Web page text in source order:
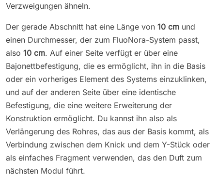
Verzweigungen ähneln.
Der gerade Abschnitt hat eine Länge von 10 cm und
einen Durchmesser, der zum FluoNora-System passt,
also 10 cm. Auf einer Seite verfügt er über eine
Bajonettbefestigung, die es ermöglicht, ihn in die Basis
oder ein vorheriges Element des Systems einzuklinken,
und auf der anderen Seite über eine identische
Befestigung, die eine weitere Erweiterung der
Konstruktion ermöglicht. Du kannst ihn also als
Verlängerung des Rohres, das aus der Basis kommt, als
Verbindung zwischen dem Knick und dem Y-Stück oder
als einfaches Fragment verwenden, das den Duft zum
nächsten Modul führt.